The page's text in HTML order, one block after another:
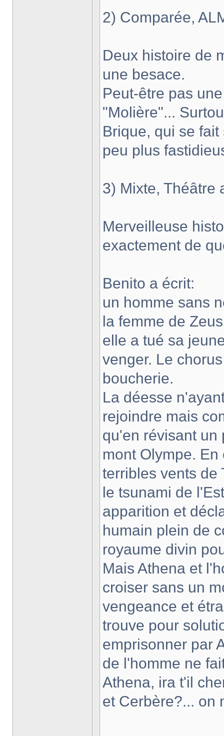
2) Comparée,
Deux histoire de
une besace.
Peut-être pas
"Molière"...
Brique, qui se
peu plus
3) Mixte, Théâtre
Merveilleuse
exactement de
Benito a écrit:
un homme sans
la femme de
elle a tué sa
venger. Le
boucherie.
La déesse
rejoindre mais
qu'en révisant un
mont Olympe.
terribles vents de
le tsunami de
apparition et
humain plein de
royaume divin
Mais Athena et
croiser sans un
vengeance et
trouve pour
emprisonner par
de l'homme ne
Athena, ira t'il
et Cerbère?... on